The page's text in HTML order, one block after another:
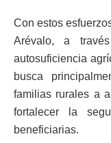
Con estos
Arévalo, a
autosuficiencia
busca
familias rurales a
fortalecer la
beneficiarias.